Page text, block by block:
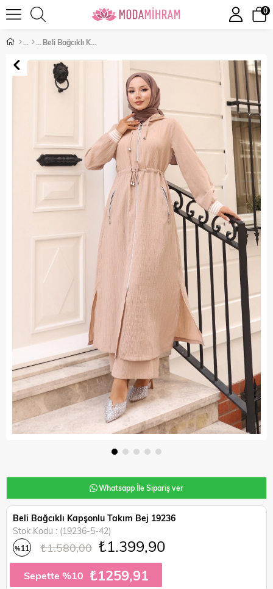
0
Beli Bağcıklı Kapşonlu Takım Bej 19236
Whatsapp İle Sipariş ver
Beli Bağcıklı Kapşonlu Takım Bej 19236
Stok Kodu
(19236-5-42)
%11 ₺1.580,00 ₺1.399,90
Sepette %10 ₺1259,91